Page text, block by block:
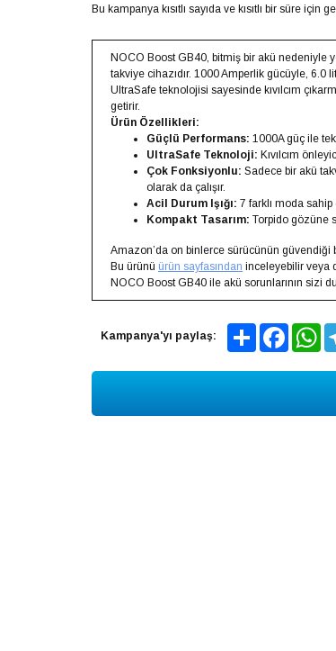
Bu kampanya kısıtlı sayıda ve kısıtlı bir süre için
NOCO Boost GB40, bitmiş bir akü nedeniyle
takviye cihazıdır. 1000 Amperlik gücüyle, 6.0
UltraSafe teknolojisi sayesinde kıvılcım
getirir.
Ürün Özellikleri:
Güçlü Performans: 1000A güç ile
UltraSafe Teknoloji: Kıvılcım
Çok Fonksiyonlu: Sadece bir akü
olarak da çalışır.
Acil Durum Işığı: 7 farklı moda
Kompakt Tasarım: Torpido gözüne
Amazon’da on binlerce sürücünün güvendiği
Bu ürünü ürün sayfasından inceleyebilir veya
NOCO Boost GB40 ile akü sorunlarının sizi
Kampanya'yı paylaş: Share Facebook